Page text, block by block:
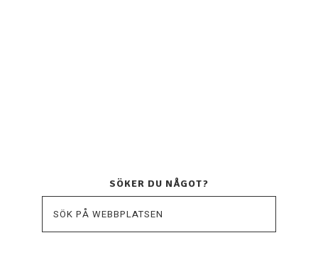
SÖKER DU NÅGOT?